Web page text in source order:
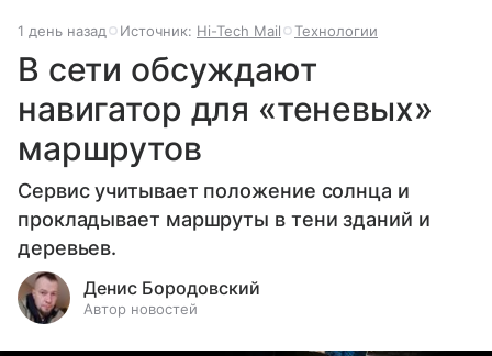
1 день назад Источник: Hi-Tech Mail Технологии
В сети обсуждают
навигатор для «теневых»
маршрутов
Сервис учитывает положение солнца и
прокладывает маршруты в тени зданий и
деревьев.
Денис Бородовский
Автор новостей